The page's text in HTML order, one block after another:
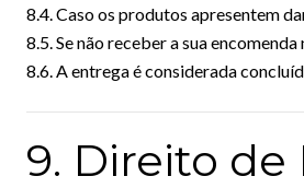
8.4. Caso os produtos apresentem
8.5. Se não receber a sua
8.6. A entrega é considerada
9. Direito de